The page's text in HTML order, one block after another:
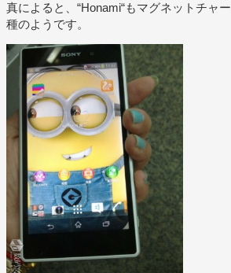
真によると、“Honami“もマグネットチャ
種のようです。